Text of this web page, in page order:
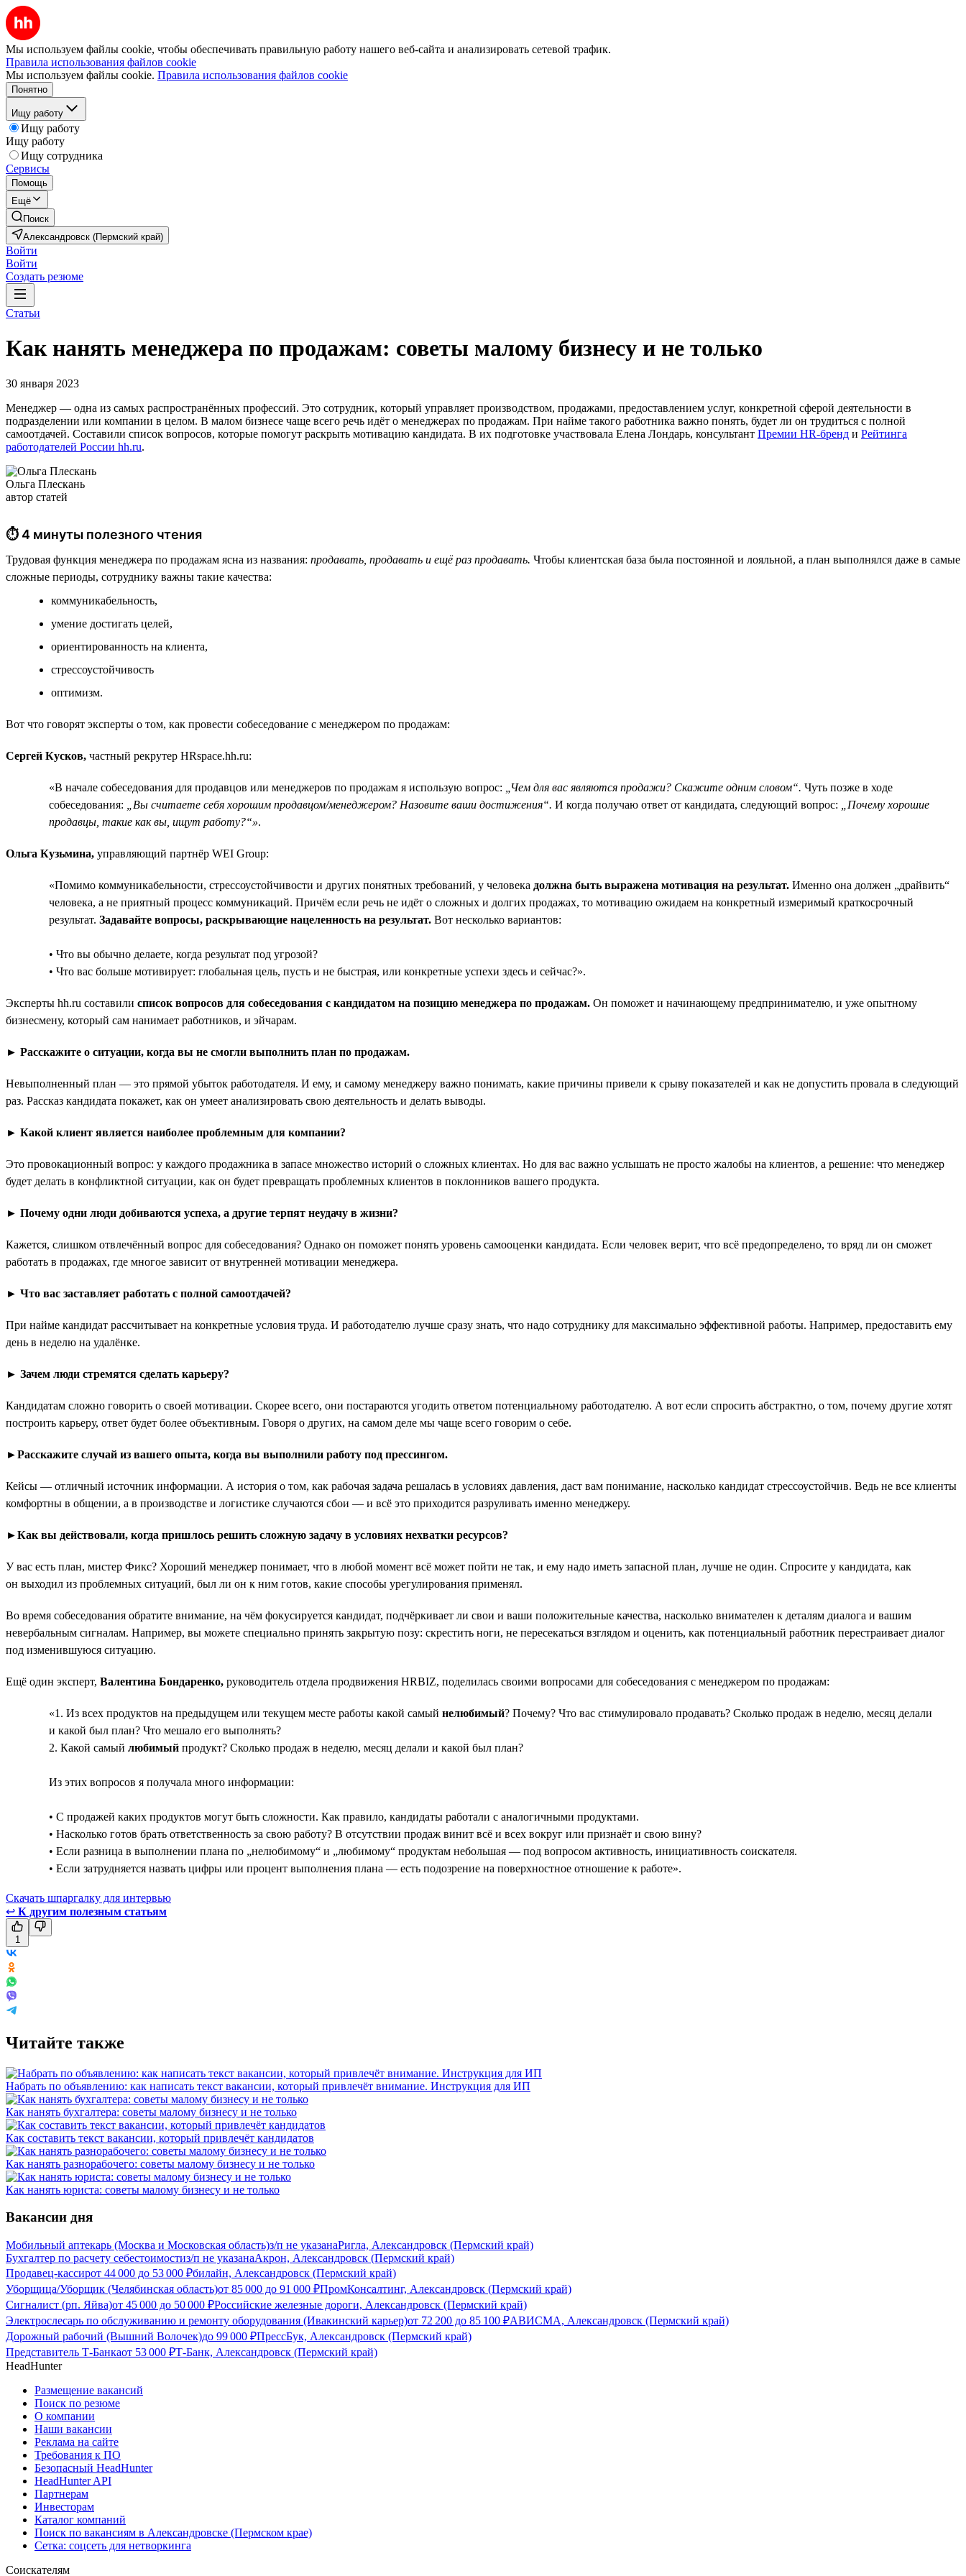
Мы используем файлы cookie, чтобы обеспечивать правильную работу нашего веб-сайта и анализировать сетевой трафик.
Правила использования файлов cookie
Мы используем файлы cookie. Правила использования файлов cookie
Понятно
Ищу работу
Ищу работу
Ищу работу
Ищу сотрудника
Сервисы
Помощь
Ещё
Поиск
Александровск (Пермский край)
Войти
Войти
Создать резюме
Статьи
Как нанять менеджера по продажам: советы малому бизнесу и не только
30 января 2023
Менеджер — одна из самых распространённых профессий. Это сотрудник, который управляет производством, продажами, предоставлением услуг, конкретной сферой деятельности в
подразделении или компании в целом. В малом бизнесе чаще всего речь идёт о менеджерах по продажам. При найме такого работника важно понять, будет ли он трудиться с полной
самоотдачей. Составили список вопросов, которые помогут раскрыть мотивацию кандидата. В их подготовке участвовала Елена Лондарь, консультант Премии HR-бренд и Рейтинга
работодателей России hh.ru.
Ольга Плескань
автор статей
⏱ 4 минуты полезного чтения
Трудовая функция менеджера по продажам ясна из названия: продавать, продавать и ещё раз продавать. Чтобы клиентская база была постоянной и лояльной, а план выполнялся даже в самые
сложные периоды, сотруднику важны такие качества:
коммуникабельность,
умение достигать целей,
ориентированность на клиента,
стрессоустойчивость
оптимизм.
Вот что говорят эксперты о том, как провести собеседование с менеджером по продажам:
Сергей Кусков, частный рекрутер HRspace.hh.ru:
«В начале собеседования для продавцов или менеджеров по продажам я использую вопрос: „Чем для вас являются продажи? Скажите одним словом“. Чуть позже в ходе
собеседования:
„Вы считаете себя хорошим продавцом/менеджером? Назовите ваши достижения“. И когда получаю ответ от кандидата, следующий вопрос:
„Почему хорошие
продавцы, такие как вы, ищут работу?“».
Ольга Кузьмина, управляющий партнёр WEI Group:
«Помимо коммуникабельности, стрессоустойчивости и других понятных требований, у человека должна быть выражена мотивация на результат. Именно она должен „драйвить“
человека, а не приятный процесс коммуникаций. Причём если речь не идёт о сложных и долгих продажах, то мотивацию ожидаем на конкретный измеримый краткосрочный
результат. Задавайте вопросы, раскрывающие нацеленность на результат. Вот несколько вариантов:
• Что вы обычно делаете, когда результат под угрозой?
• Что вас больше мотивирует: глобальная цель, пусть и не быстрая, или конкретные успехи здесь и сейчас?».
Эксперты hh.ru составили список вопросов для собеседования с кандидатом на позицию менеджера по продажам. Он поможет и начинающему предпринимателю, и уже опытному
бизнесмену, который сам нанимает работников, и эйчарам.
► Расскажите о ситуации, когда вы не смогли выполнить план по продажам.
Невыполненный план — это прямой убыток работодателя. И ему, и самому менеджеру важно понимать, какие причины привели к срыву показателей и как не допустить провала в следующий
раз. Рассказ кандидата покажет, как он умеет анализировать свою деятельность и делать выводы.
► Какой клиент является наиболее проблемным для компании?
Это провокационный вопрос: у каждого продажника в запасе множество историй о сложных клиентах. Но для вас важно услышать не просто жалобы на клиентов, а решение: что менеджер
будет делать в конфликтной ситуации, как он будет превращать проблемных клиентов в поклонников вашего продукта.
► Почему одни люди добиваются успеха, а другие терпят неудачу в жизни?
Кажется, слишком отвлечённый вопрос для собеседования? Однако он поможет понять уровень самооценки кандидата. Если человек верит, что всё предопределено, то вряд ли он сможет
работать в продажах, где многое зависит от внутренней мотивации менеджера.
► Что вас заставляет работать с полной самоотдачей?
При найме кандидат рассчитывает на конкретные условия труда. И работодателю лучше сразу знать, что надо сотруднику для максимально эффективной работы. Например, предоставить ему
день в неделю на удалёнке.
► Зачем люди стремятся сделать карьеру?
Кандидатам сложно говорить о своей мотивации. Скорее всего, они постараются угодить ответом потенциальному работодателю. А вот если спросить абстрактно, о том, почему другие хотят
построить карьеру, ответ будет более объективным. Говоря о других, на самом деле мы чаще всего говорим о себе.
►Расскажите случай из вашего опыта, когда вы выполнили работу под прессингом.
Кейсы — отличный источник информации. А история о том, как рабочая задача решалась в условиях давления, даст вам понимание, насколько кандидат стрессоустойчив. Ведь не все клиенты
комфортны в общении, а в производстве и логистике случаются сбои — и всё это приходится разруливать именно менеджеру.
►Как вы действовали, когда пришлось решить сложную задачу в условиях нехватки ресурсов?
У вас есть план, мистер Фикс? Хороший менеджер понимает, что в любой момент всё может пойти не так, и ему надо иметь запасной план, лучше не один. Спросите у кандидата, как
он выходил из проблемных ситуаций, был ли он к ним готов, какие способы урегулирования применял.
Во время собеседования обратите внимание, на чём фокусируется кандидат, подчёркивает ли свои и ваши положительные качества, насколько внимателен к деталям диалога и вашим
невербальным сигналам. Например, вы можете специально принять закрытую позу: скрестить ноги, не пересекаться взглядом и оценить, как потенциальный работник перестраивает диалог
под изменившуюся ситуацию.
Ещё один эксперт, Валентина Бондаренко, руководитель отдела продвижения HRBIZ, поделилась своими вопросами для собеседования с менеджером по продажам:
«1. Из всех продуктов на предыдущем или текущем месте работы какой самый нелюбимый? Почему? Что вас стимулировало продавать? Сколько продаж в неделю, месяц делали
и какой был план? Что мешало его выполнять?
2. Какой самый любимый продукт? Сколько продаж в неделю, месяц делали и какой был план?
Из этих вопросов я получала много информации:
• С продажей каких продуктов могут быть сложности. Как правило, кандидаты работали с аналогичными продуктами.
• Насколько готов брать ответственность за свою работу? В отсутствии продаж винит всё и всех вокруг или признаёт и свою вину?
• Если разница в выполнении плана по „нелюбимому“ и „любимому“ продуктам небольшая — под вопросом активность, инициативность соискателя.
• Если затрудняется назвать цифры или процент выполнения плана — есть подозрение на поверхностное отношение к работе».
Скачать шпаргалку для интервью
↩ К другим полезным статьям
1
Читайте также
Набрать по объявлению: как написать текст вакансии, который привлечёт внимание. Инструкция для ИП
Как нанять бухгалтера: советы малому бизнесу и не только
Как составить текст вакансии, который привлечёт кандидатов
Как нанять разнорабочего: советы малому бизнесу и не только
Как нанять юриста: советы малому бизнесу и не только
Вакансии дня
Мобильный аптекарь (Москва и Московская область)з/п не указанаРигла, Александровск (Пермский край)
Бухгалтер по расчету себестоимостиз/п не указанаАкрон, Александровск (Пермский край)
Продавец-кассирот 44 000 до 53 000 ₽билайн, Александровск (Пермский край)
Уборщица/Уборщик (Челябинская область)от 85 000 до 91 000 ₽ПромКонсалтинг, Александровск (Пермский край)
Сигналист (рп. Яйва)от 45 000 до 50 000 ₽Российские железные дороги, Александровск (Пермский край)
Электрослесарь по обслуживанию и ремонту оборудования (Ивакинский карьер)от 72 200 до 85 100 ₽АВИСМА, Александровск (Пермский край)
Дорожный рабочий (Вышний Волочек)до 99 000 ₽ПрессБук, Александровск (Пермский край)
Представитель Т-Банкаот 53 000 ₽Т-Банк, Александровск (Пермский край)
HeadHunter
Размещение вакансий
Поиск по резюме
О компании
Наши вакансии
Реклама на сайте
Требования к ПО
Безопасный HeadHunter
HeadHunter API
Партнерам
Инвесторам
Каталог компаний
Поиск по вакансиям в Александровске (Пермском крае)
Сетка: соцсеть для нетворкинга
Соискателям